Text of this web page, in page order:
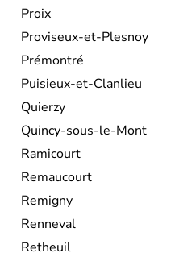
Proix
Proviseux-et-Plesnoy
Prémontré
Puisieux-et-Clanlieu
Quierzy
Quincy-sous-le-Mont
Ramicourt
Remaucourt
Remigny
Renneval
Retheuil